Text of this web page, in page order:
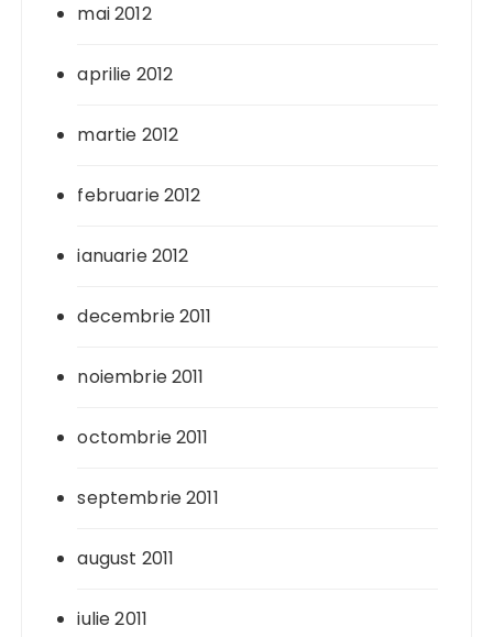
mai 2012
aprilie 2012
martie 2012
februarie 2012
ianuarie 2012
decembrie 2011
noiembrie 2011
octombrie 2011
septembrie 2011
august 2011
iulie 2011